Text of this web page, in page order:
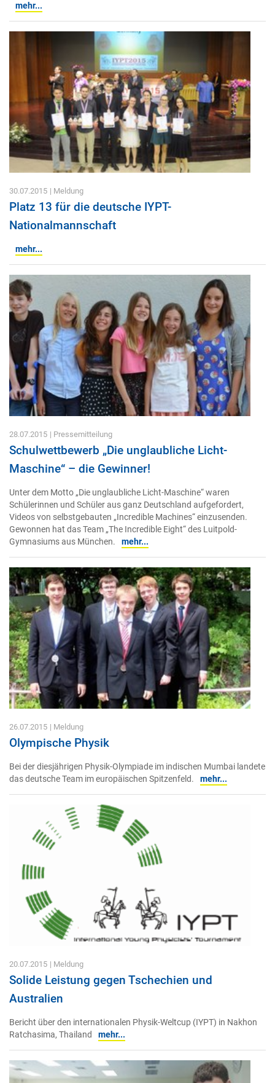
mehr...
30.07.2015 | Meldung
Platz 13 für die deutsche IYPT-
Nationalmannschaft
mehr...
28.07.2015 | Pressemitteilung
Schulwettbewerb „Die unglaubliche Licht-
Maschine“ – die Gewinner!
Unter dem Motto „Die unglaubliche Licht-Maschine“ waren
Schülerinnen und Schüler aus ganz Deutschland aufgefordert,
Videos von selbstgebauten „Incredible Machines“ einzusenden.
Gewonnen hat das Team „The Incredible Eight“ des Luitpold-
Gymnasiums aus München.
mehr...
26.07.2015 | Meldung
Olympische Physik
Bei der diesjährigen Physik-Olympiade im indischen Mumbai landete
das deutsche Team im europäischen Spitzenfeld.
mehr...
20.07.2015 | Meldung
Solide Leistung gegen Tschechien und
Australien
Bericht über den internationalen Physik-Weltcup (IYPT) in Nakhon
Ratchasima, Thailand
mehr...